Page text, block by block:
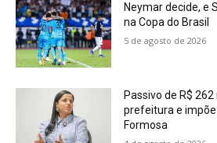
Neymar decide, e
na Copa do Brasil
5 de agosto de 2026
Passivo de R$
prefeitura e
Formosa